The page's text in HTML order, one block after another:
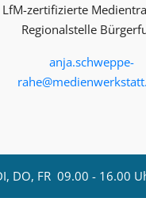
LfM-zertifizierte
Regionalstelle
anja.schweppe-
DO, FR 09.00 - 16.00